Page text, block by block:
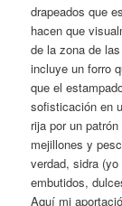
drapeados que
hacen que
de la zona de
incluye un forro
que el
sofisticación en
rija por un
mejillones y
verdad, sidra
embutidos,
Aquí mi